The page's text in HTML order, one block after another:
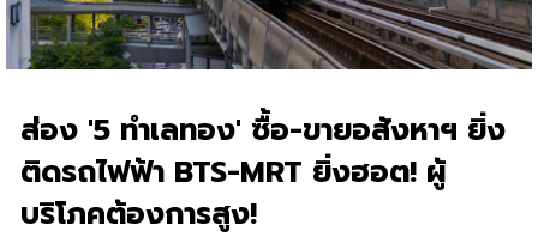
ส่อง '5 ทำเลทอง' ซื้อ-ขายอสังหาฯ ยิ่ง
ติดรถไฟฟ้า BTS-MRT ยิ่งฮอต! ผู้
บริโภคต้องการสูง!